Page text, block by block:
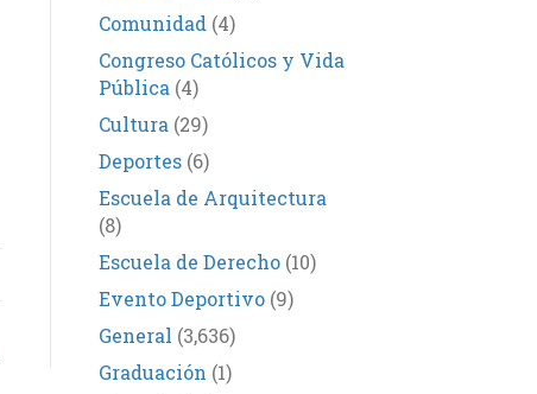
Comunidad (4)
Congreso Católicos y Vida
Pública (4)
Cultura (29)
Deportes(6)
Escuela de Arquitectura
(8)
Escuela de Derecho(10)
Evento Deportivo(9)
General (3,636)
Graduación (1)